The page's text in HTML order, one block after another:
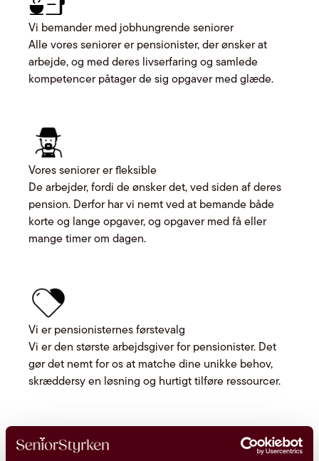
Vi bemander med jobhungrende seniorer
Alle vores seniorer er pensionister, der ønsker at
arbejde, og med deres livserfaring og samlede
kompetencer påtager de sig opgaver med glæde.
Vores seniorer er fleksible
De arbejder, fordi de ønsker det, ved siden af deres
pension. Derfor har vi nemt ved at bemande både
korte og lange opgaver, og opgaver med få eller
mange timer om dagen.
Vi er pensionisternes førstevalg
Vi er den største arbejdsgiver for pensionister. Det
gør det nemt for os at matche dine unikke behov,
skræddersy en løsning og hurtigt tilføre ressourcer.